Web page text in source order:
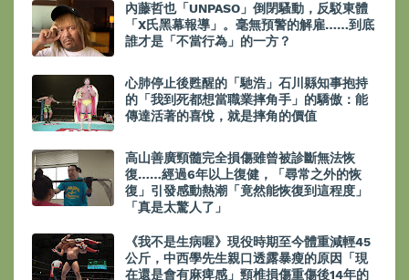
內藤哲也「UNPASO」倒閉騷動，反駁東體
「X氏黑幕報導」。毫無預警的解雇……到底
誰才是「不當行為」的一方？
心肺停止後甦醒的「馳浩」石川縣知事抱持
的「我到死都想當職業摔角手」的驕傲：能
傳達活著的喜悅，就是摔角的價值
高山善廣頸髓完全損傷雖曾被診斷無法恢
復……經過6年以上復健，「尋常之外的恢
復」引發感動熱潮「竟然能恢復到這程度」
「真是太驚人了」
《我不是生病喔》現役時期至今體重減輕45
公斤，中西學先生親口透露暴瘦的原因「現
在還是會有麻痺感」頸椎損傷重傷後14年的